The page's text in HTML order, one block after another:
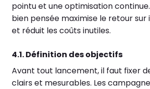
pointu et une optimisation
bien pensée maximise le retour
et réduit les coûts inutiles.
4.1. Définition des objectifs
Avant tout lancement, il faut fixer
clairs et mesurables. Les